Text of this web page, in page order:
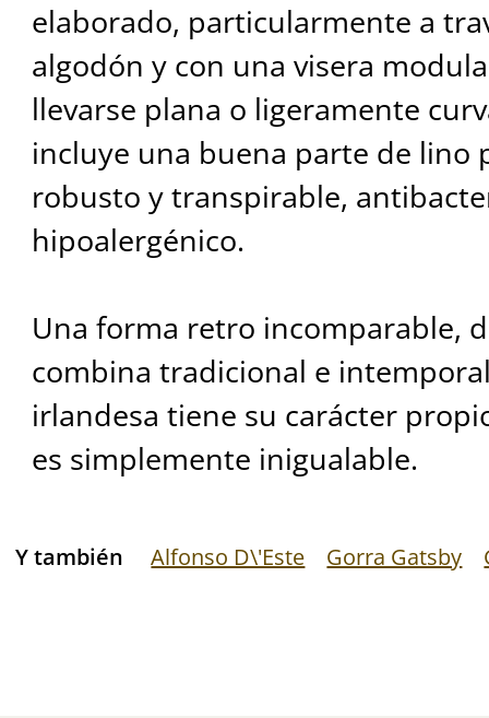
elaborado, particularmente a
algodón y con una visera
llevarse plana o ligeramente
incluye una buena parte de lino
robusto y transpirable,
hipoalergénico.
Una forma retro incomparable,
combina tradicional e
irlandesa tiene su carácter
es simplemente inigualable.
Y también Alfonso D\'Este Gorra Gatsby